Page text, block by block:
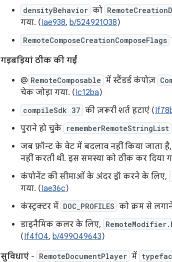
densityBehavior को
गया. (Iae938, b/524921038)
RemoteComposeCreationComposeFlags
गड़बड़ियां ठीक की गईं
@ RemoteComposable में स्टैंडर्ड कंपोज़
चेक जोड़ा गया. (Ic12ba)
compileSdk 37 की ज़रूरी शर्त हटाएं (
पुराने हो चुके rememberRemoteStringList
जब फ़ॉन्ट के वेट में बदलाव नहीं किया जाता
नहीं करती थी. इस समस्या को ठीक कर दिया
कंपोनेंट की सीमाओं के अंदर ड्रॉ करने के लिए,
गया. (Iae36c)
कंस्ट्रक्टर में DOC_PROFILES को क्रम से
डाइनैमिक कलर के लिए,
(If4f04, b/499049643)
सुविधाएं - RemoteDocumentPlayer में